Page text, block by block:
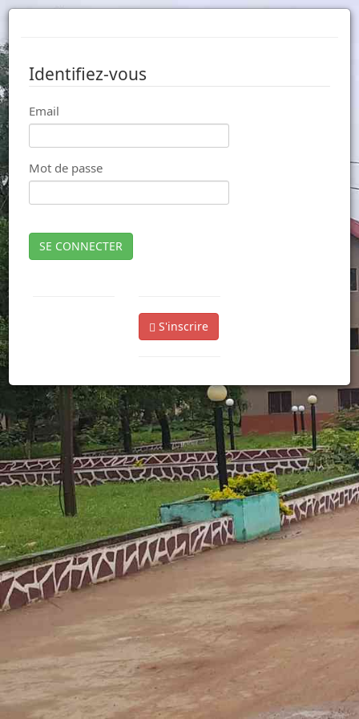
Identifiez-vous
Email
Mot de passe
SE CONNECTER
S'inscrire